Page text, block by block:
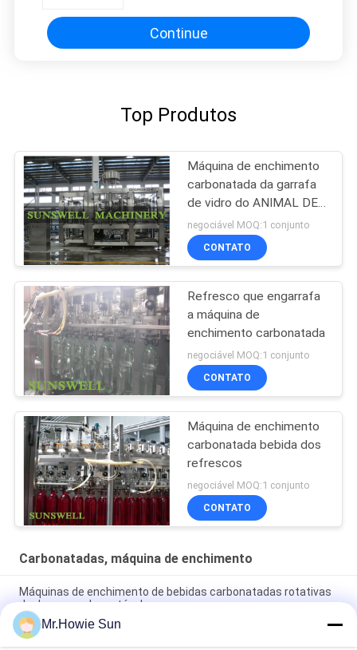
Continue
Top Produtos
Máquina de enchimento
carbonatada da garrafa
de vidro do ANIMAL DE
ESTIMAÇÃO
negociável MOQ:1 conjunto
CONTATO
Refresco que engarrafa
a máquina de
enchimento carbonatada
negociável MOQ:1 conjunto
CONTATO
Máquina de enchimento
carbonatada bebida dos
refrescos
negociável MOQ:1 conjunto
CONTATO
Carbonatadas, máquina de enchimento
Máquinas de enchimento de bebidas carbonatadas rotativas
de desempenho estável
Máquina automática de alta velocidade 3 em 1 bebida a gás
Mr.Howie Sun